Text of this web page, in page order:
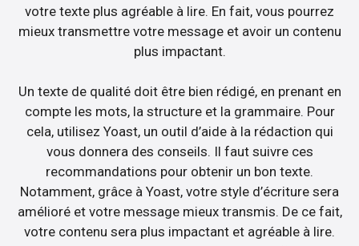
votre texte plus agréable à lire. En fait, vous pourrez
mieux transmettre votre message et avoir un contenu
plus impactant.
Un texte de qualité doit être bien rédigé, en prenant en
compte les mots, la structure et la grammaire. Pour
cela, utilisez Yoast, un outil d’aide à la rédaction qui
vous donnera des conseils. Il faut suivre ces
recommandations pour obtenir un bon texte.
Notamment, grâce à Yoast, votre style d’écriture sera
amélioré et votre message mieux transmis. De ce fait,
votre contenu sera plus impactant et agréable à lire.